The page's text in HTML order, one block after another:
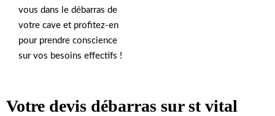
vous dans le débarras de
votre cave et profitez-en
pour prendre conscience
sur vos besoins effectifs !
Votre devis débarras sur st vital